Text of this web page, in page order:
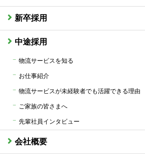
新卒採用
中途採用
物流サービスを知る
お仕事紹介
物流サービスが未経験者でも活躍できる理由
ご家族の皆さまへ
先輩社員インタビュー
会社概要